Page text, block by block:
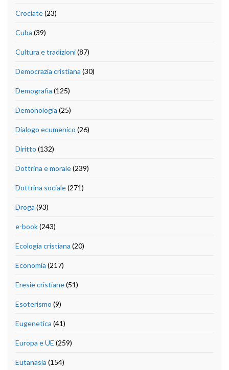
Crociate(23)
Cuba (39)
Cultura e tradizioni(87)
Democrazia cristiana (30)
Demografia (125)
Demonologia (25)
Dialogo ecumenico (26)
Diritto (132)
Dottrina e morale(239)
Dottrina sociale(271)
Droga (93)
e-book(243)
Ecologia cristiana (20)
Economia (217)
Eresie cristiane(51)
Esoterismo (9)
Eugenetica (41)
Europa e UE (259)
Eutanasia (154)